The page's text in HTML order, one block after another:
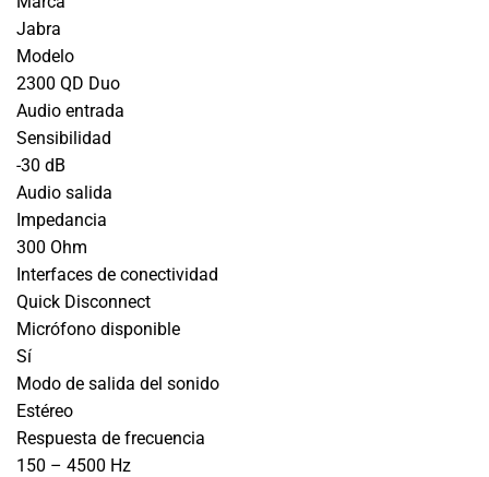
Jabra
Modelo
2300 QD Duo
Audio entrada
Sensibilidad
-30 dB
Audio salida
Impedancia
300 Ohm
Interfaces de conectividad
Quick Disconnect
Micrófono disponible
Sí
Modo de salida del sonido
Estéreo
Respuesta de frecuencia
150 – 4500 Hz